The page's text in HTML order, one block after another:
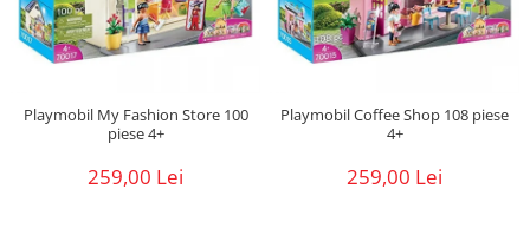
Playmobil My Fashion Store 100
piese 4+
259,00 Lei
Playmobil Coffee Shop 108 piese
4+
259,00 Lei